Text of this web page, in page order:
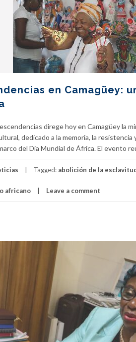
en Camagüey:
direge hoy en Camagüey la
dedicado a la memoria, la resistencia
del Día Mundial de África. El evento
Tagged: abolición de la
africano Leave a comment